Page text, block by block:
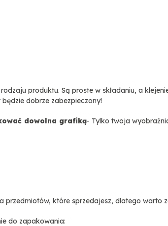
produktu. Są proste w składaniu, a
dobrze zabezpieczony!
dowolna grafiką- Tylko twoja
przedmiotów, które sprzedajesz, dlatego warto
do zapakowania: